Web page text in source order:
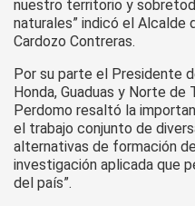
nuestro territorio y
naturales” indicó el Alcalde
Cardozo Contreras.
Por su parte el Presidente
Honda, Guaduas y Norte de
Perdomo resaltó la
el trabajo conjunto de
alternativas de formación
investigación aplicada que
del país”.